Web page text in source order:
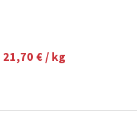
21,70 € / kg